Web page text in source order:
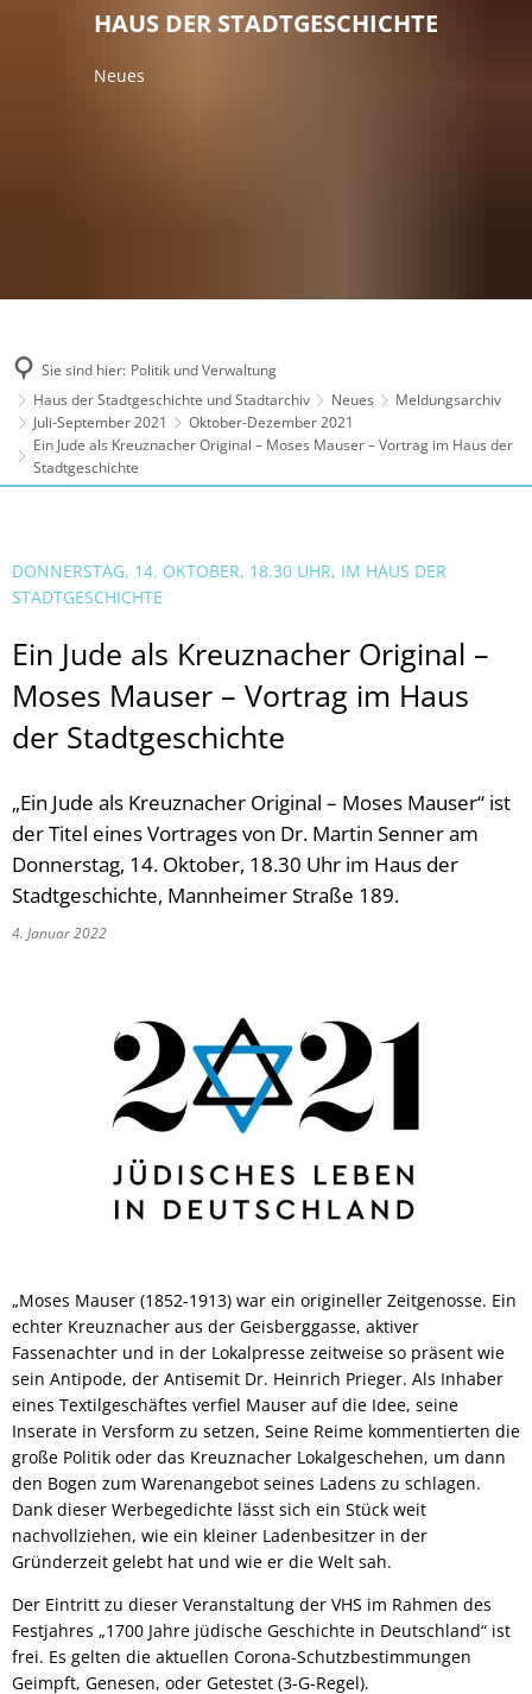
HAUS DER STADTGESCHICHTE
Neues
Sie sind hier: Politik und Verwaltung
Haus der Stadtgeschichte und Stadtarchiv
Neues
Meldungsarchiv
Juli-September 2021
Oktober-Dezember 2021
Ein Jude als Kreuznacher Original – Moses Mauser – Vortrag im Haus der
Stadtgeschichte
DONNERSTAG, 14. OKTOBER, 18.30 UHR, IM HAUS DER
STADTGESCHICHTE
Ein Jude als Kreuznacher Original –
Moses Mauser – Vortrag im Haus
der Stadtgeschichte
„Ein Jude als Kreuznacher Original – Moses Mauser“ ist
der Titel eines Vortrages von Dr. Martin Senner am
Donnerstag, 14. Oktober, 18.30 Uhr im Haus der
Stadtgeschichte, Mannheimer Straße 189.
4. Januar 2022
„Moses Mauser (1852-1913) war ein origineller Zeitgenosse. Ein
echter Kreuznacher aus der Geisberggasse, aktiver
Fassenachter und in der Lokalpresse zeitweise so präsent wie
sein Antipode, der Antisemit Dr. Heinrich Prieger. Als Inhaber
eines Textilgeschäftes verfiel Mauser auf die Idee, seine
Inserate in Versform zu setzen, Seine Reime kommentierten die
große Politik oder das Kreuznacher Lokalgeschehen, um dann
den Bogen zum Warenangebot seines Ladens zu schlagen.
Dank dieser Werbegedichte lässt sich ein Stück weit
nachvollziehen, wie ein kleiner Ladenbesitzer in der
Gründerzeit gelebt hat und wie er die Welt sah.
Der Eintritt zu dieser Veranstaltung der VHS im Rahmen des
Festjahres „1700 Jahre jüdische Geschichte in Deutschland“ ist
frei. Es gelten die aktuellen Corona-Schutzbestimmungen
Geimpft, Genesen, oder Getestet (3-G-Regel).